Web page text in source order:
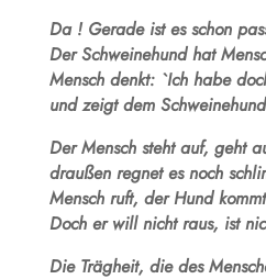
Da ! Gerade ist es schon
Der Schweinehund hat
Mensch denkt: `Ich habe
und zeigt dem
Der Mensch steht auf, geht
draußen regnet es noch
Mensch ruft, der Hund
Doch er will nicht raus, ist
Die Trägheit, die des